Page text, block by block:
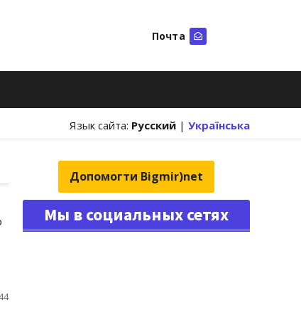
Почта
Язык сайта: Русский | Українська
Допомогти Bigmir)net
Мы в социальных сетях